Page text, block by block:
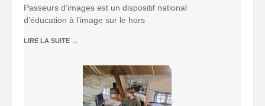
Passeurs d’images est un dispositif national
d’éducation à l’image sur le hors
LIRE LA SUITE →